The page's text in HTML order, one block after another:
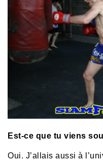
Est-ce que tu viens
Oui. J’allais aussi à